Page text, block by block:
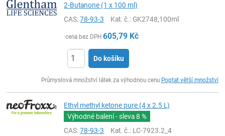
2-Butanone (1 x 100 ml)
CAS:78-93-3 Kat. č.: GK2748,100ml
cena bez DPH 605,79 Kč
Do košíku
Průmyslová množství látek za výhodnou cenu Poptat větší množství
Ethyl methyl ketone pure (4 x 2.5 L)
Výhodné balení - sleva8 %
CAS:78-93-3 Kat. č.: LC-7923.2_4